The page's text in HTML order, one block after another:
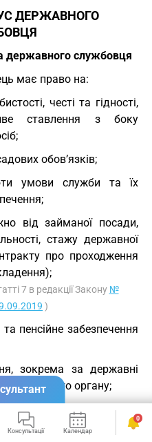
ДЕРЖАВНОГО
державного службовця
має право на:
честі та гідності,
ставлення з боку
обов’язків;
умови служби та їх
від займаної посади,
стажу державної
про проходження
7 в редакції Закону №
)
пенсійне забезпечення
зокрема за державні
державного органу;
з урахуванням
та сумлінного виконання
Консультації Календар Сервіси
0